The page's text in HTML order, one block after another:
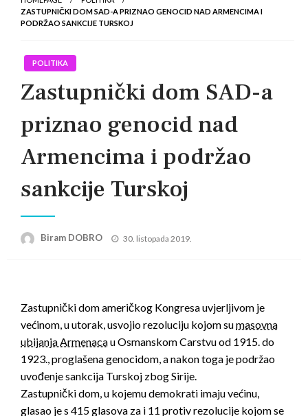
ZASTUPNIČKI DOM SAD-A PRIZNAO GENOCID NAD ARMENCIMA I
PODRŽAO SANKCIJE TURSKOJ
POLITIKA
Zastupnički dom SAD-a
priznao genocid nad
Armencima i podržao
sankcije Turskoj
Biram DOBRO
Posted
30. listopada 2019.
Zastupnički dom američkog Kongresa uvjerljivom je
većinom, u utorak, usvojio rezoluciju kojom sumasovna
ubijanja Armenacau Osmanskom Carstvu od 1915. do
1923., proglašena genocidom, a nakon toga je podržao
uvođenje sankcija Turskoj zbog Sirije.
Zastupnički dom, u kojemu demokrati imaju većinu,
glasao je s 415 glasova za i 11 protiv rezolucije kojom se